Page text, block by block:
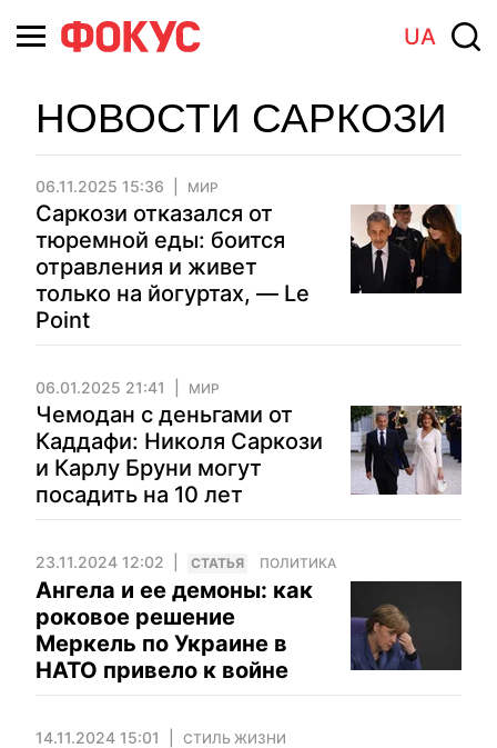
UA
НОВОСТИ САРКОЗИ
06.11.2025 15:36 МИР
Саркози отказался от
тюремной еды: боится
отравления и живет
только на йогуртах, — Le
Point
06.01.2025 21:41 МИР
Чемодан с деньгами от
Каддафи: Николя Саркози
и Карлу Бруни могут
посадить на 10 лет
23.11.2024 12:02 CТАТЬЯ ПОЛИТИКА
Ангела и ее демоны: как
роковое решение
Меркель по Украине в
НАТО привело к войне
14.11.2024 15:01 СТИЛЬ ЖИЗНИ